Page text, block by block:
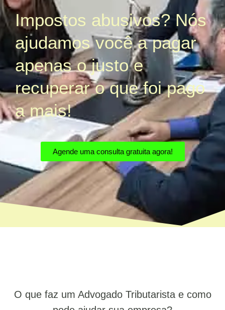
Impostos abusivos? Nós
ajudamos você a pagar
apenas o justo e
recuperar o que foi pago
a mais!
Agende uma consulta gratuita agora!
O que faz um Advogado Tributarista e como